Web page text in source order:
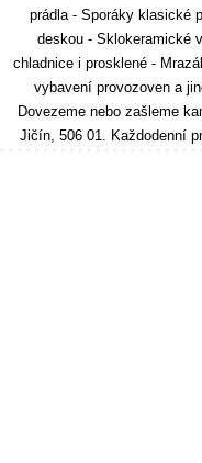
prádla - Sporáky klasické
deskou - Sklokeramické
chladnice i prosklené -
vybavení provozoven a
Dovezeme nebo zašleme
Jičín, 506 01. Každodenní